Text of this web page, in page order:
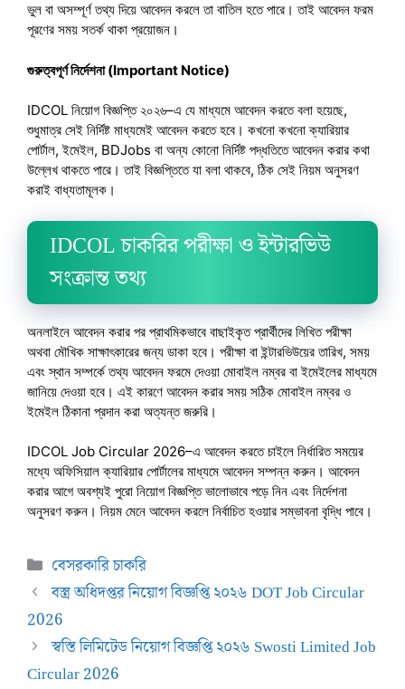
ভুল বা অসম্পূর্ণ তথ্য দিয়ে আবেদন করলে তা বাতিল হতে পারে। তাই আবেদন ফরম
পূরণের সময় সতর্ক থাকা প্রয়োজন।
গুরুত্বপূর্ণ নির্দেশনা (Important Notice)
IDCOL নিয়োগ বিজ্ঞপ্তি ২০২৬–এ যে মাধ্যমে আবেদন করতে বলা হয়েছে,
শুধুমাত্র সেই নির্দিষ্ট মাধ্যমেই আবেদন করতে হবে। কখনো কখনো ক্যারিয়ার
পোর্টাল, ইমেইল, BDJobs বা অন্য কোনো নির্দিষ্ট পদ্ধতিতে আবেদন করার কথা
উল্লেখ থাকতে পারে। তাই বিজ্ঞপ্তিতে যা বলা থাকবে, ঠিক সেই নিয়ম অনুসরণ
করাই বাধ্যতামূলক।
IDCOL চাকরির পরীক্ষা ও ইন্টারভিউ
সংক্রান্ত তথ্য
অনলাইনে আবেদন করার পর প্রাথমিকভাবে বাছাইকৃত প্রার্থীদের লিখিত পরীক্ষা
অথবা মৌখিক সাক্ষাৎকারের জন্য ডাকা হবে। পরীক্ষা বা ইন্টারভিউয়ের তারিখ, সময়
এবং স্থান সম্পর্কে তথ্য আবেদন ফরমে দেওয়া মোবাইল নম্বর বা ইমেইলের মাধ্যমে
জানিয়ে দেওয়া হবে। এই কারণে আবেদন করার সময় সঠিক মোবাইল নম্বর ও
ইমেইল ঠিকানা প্রদান করা অত্যন্ত জরুরি।
IDCOL Job Circular 2026–এ আবেদন করতে চাইলে নির্ধারিত সময়ের
মধ্যে অফিসিয়াল ক্যারিয়ার পোর্টালের মাধ্যমে আবেদন সম্পন্ন করুন। আবেদন
করার আগে অবশ্যই পুরো নিয়োগ বিজ্ঞপ্তি ভালোভাবে পড়ে নিন এবং নির্দেশনা
অনুসরণ করুন। নিয়ম মেনে আবেদন করলে নির্বাচিত হওয়ার সম্ভাবনা বৃদ্ধি পাবে।
Categories
বেসরকারি চাকরি
বস্ত্র অধিদপ্তর নিয়োগ বিজ্ঞপ্তি ২০২৬ DOT Job Circular
2026
স্বস্তি লিমিটেড নিয়োগ বিজ্ঞপ্তি ২০২৬ Swosti Limited Job
Circular 2026